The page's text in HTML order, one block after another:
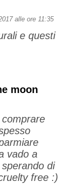
alle ore 11:35
e questi
moon
vado a
di
free :)